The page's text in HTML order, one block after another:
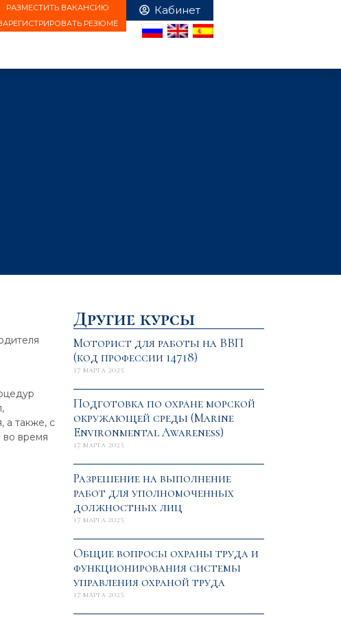
РАЗМЕСТИТЬ ВАКАНСИЮ
РЕЗЮМЕ
а также, с
во время
Другие курсы
Моторист для работы на ВВП
(код профессии 14718)
17 марта 2025
Подготовка по охране морской
окружающей среды (Marine
Environmental Awareness)
17 марта 2025
Разрешение на выполнение
работ для уполномоченных
должностных лиц
17 марта 2025
Общие вопросы охраны труда и
функционирования системы
управления охраной труда
17 марта 2025